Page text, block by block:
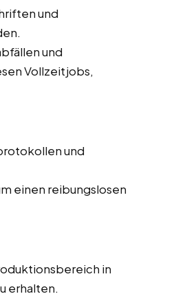
und
und
Vollzeitjobs,
und
einen reibungslosen
in
erhalten.